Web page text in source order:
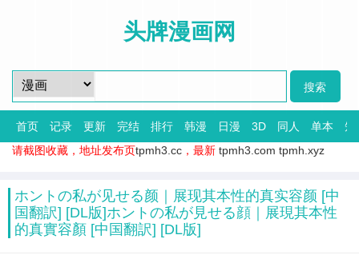
头牌漫画网
首页 记录 更新 完结 排行 韩漫 日漫 3D 同人 单本
短
请截图收藏，地址发布页tpmh3.cc ，最新 tpmh3.com tpmh.xyz
ホントの私が见せる颜｜展现其本性的真实容颜 [中
国翻訳] [DL版]ホントの私が見せる顔｜展現其本性
的真實容顏 [中国翻訳] [DL版]